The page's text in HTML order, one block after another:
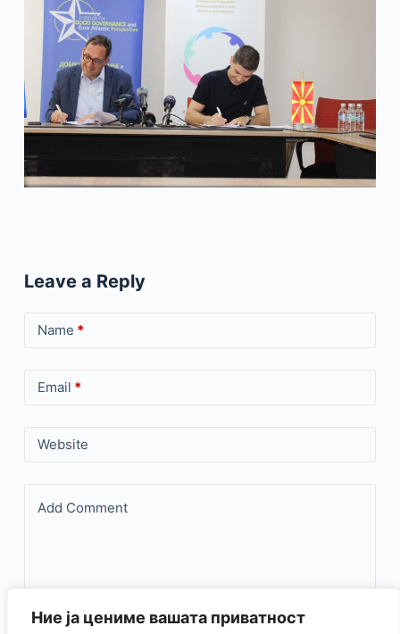
Ние ја цениме вашата приватност
Leave a Reply
Name *
Email *
Website
Add Comment